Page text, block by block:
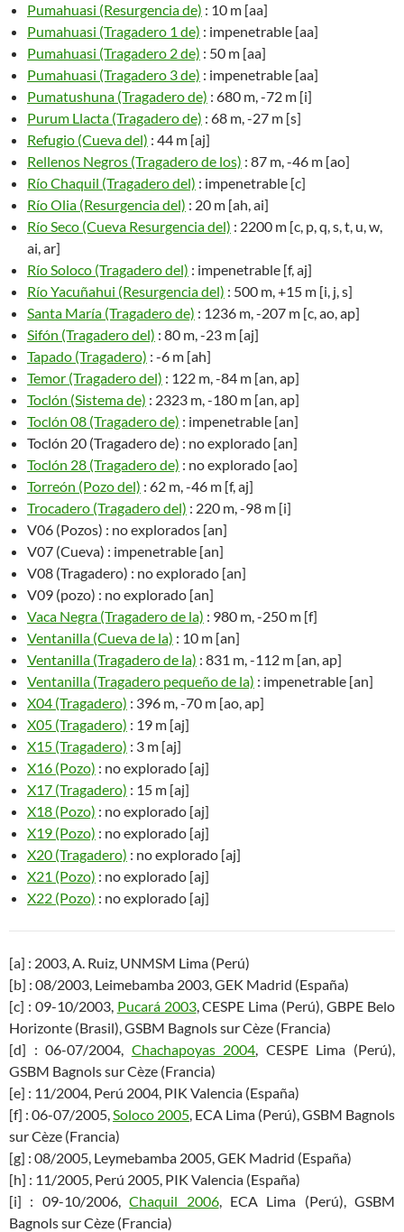
Pumahuasi (Resurgencia de) : 10 m [aa]
Pumahuasi (Tragadero 1 de) : impenetrable [aa]
Pumahuasi (Tragadero 2 de) : 50 m [aa]
Pumahuasi (Tragadero 3 de) : impenetrable [aa]
Pumatushuna (Tragadero de) : 680 m, -72 m [i]
Purum Llacta (Tragadero de) : 68 m, -27 m [s]
Refugio (Cueva del) : 44 m [aj]
Rellenos Negros (Tragadero de los) : 87 m, -46 m [ao]
Río Chaquil (Tragadero del) : impenetrable [c]
Río Olia (Resurgencia del) : 20 m [ah, ai]
Río Seco (Cueva Resurgencia del) : 2200 m [c, p, q, s, t, u, w,
ai, ar]
Río Soloco (Tragadero del) : impenetrable [f, aj]
Río Yacuñahui (Resurgencia del) : 500 m, +15 m [i, j, s]
Santa María (Tragadero de) : 1236 m, -207 m [c, ao, ap]
Sifón (Tragadero del) : 80 m, -23 m [aj]
Tapado (Tragadero) : -6 m [ah]
Temor (Tragadero del) : 122 m, -84 m [an, ap]
Toclón (Sistema de) : 2323 m, -180 m [an, ap]
Toclón 08 (Tragadero de) : impenetrable [an]
Toclón 20 (Tragadero de) : no explorado [an]
Toclón 28 (Tragadero de) : no explorado [ao]
Torreón (Pozo del) : 62 m, -46 m [f, aj]
Trocadero (Tragadero del) : 220 m, -98 m [i]
V06 (Pozos) : no explorados [an]
V07 (Cueva) : impenetrable [an]
V08 (Tragadero) : no explorado [an]
V09 (pozo) : no explorado [an]
Vaca Negra (Tragadero de la) : 980 m, -250 m [f]
Ventanilla (Cueva de la) : 10 m [an]
Ventanilla (Tragadero de la) : 831 m, -112 m [an, ap]
Ventanilla (Tragadero pequeño de la) : impenetrable [an]
X04 (Tragadero) : 396 m, -70 m [ao, ap]
X05 (Tragadero) : 19 m [aj]
X15 (Tragadero) : 3 m [aj]
X16 (Pozo) : no explorado [aj]
X17 (Tragadero) : 15 m [aj]
X18 (Pozo) : no explorado [aj]
X19 (Pozo) : no explorado [aj]
X20 (Tragadero) : no explorado [aj]
X21 (Pozo) : no explorado [aj]
X22 (Pozo) : no explorado [aj]
[a] : 2003, A. Ruiz, UNMSM Lima (Perú)
[b] : 08/2003, Leimebamba 2003, GEK Madrid (España)
[c] : 09-10/2003, Pucará 2003, CESPE Lima (Perú), GBPE Belo
Horizonte (Brasil), GSBM Bagnols sur Cèze (Francia)
[d] : 06-07/2004, Chachapoyas 2004, CESPE Lima (Perú),
GSBM Bagnols sur Cèze (Francia)
[e] : 11/2004, Perú 2004, PIK Valencia (España)
[f] : 06-07/2005,Soloco 2005, ECA Lima (Perú), GSBM Bagnols
sur Cèze (Francia)
[g] : 08/2005, Leymebamba 2005, GEK Madrid (España)
[h] : 11/2005, Perú 2005, PIK Valencia (España)
[i] : 09-10/2006,Chaquil 2006, ECA Lima (Perú), GSBM
Bagnols sur Cèze (Francia)